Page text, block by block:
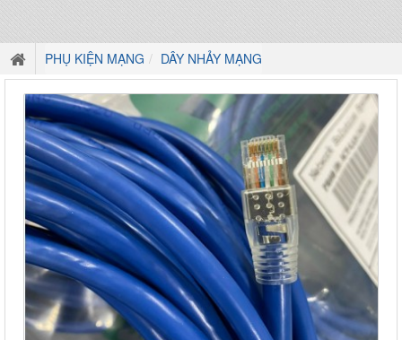
PHỤ KIỆN MẠNG DÂY NHẢY MẠNG